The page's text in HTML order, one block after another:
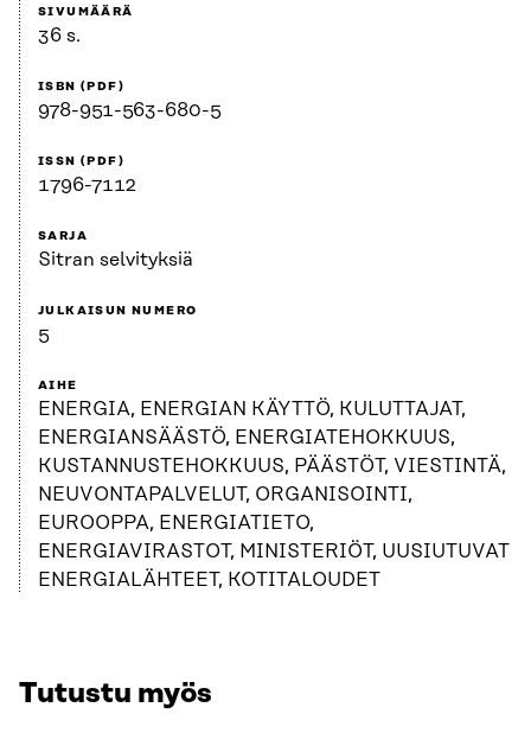
SIVUMÄÄRÄ
36 s.
ISBN (PDF)
978-951-563-680-5
ISSN (PDF)
1796-7112
SARJA
Sitran selvityksiä
JULKAISUN NUMERO
5
AIHE
ENERGIA, ENERGIAN KÄYTTÖ, KULUTTAJAT,
ENERGIANSÄÄSTÖ, ENERGIATEHOKKUUS,
KUSTANNUSTEHOKKUUS, PÄÄSTÖT, VIESTINTÄ,
NEUVONTAPALVELUT, ORGANISOINTI,
EUROOPPA, ENERGIATIETO,
ENERGIAVIRASTOT, MINISTERIÖT, UUSIUTUVAT
ENERGIALÄHTEET, KOTITALOUDET
Tutustu myös